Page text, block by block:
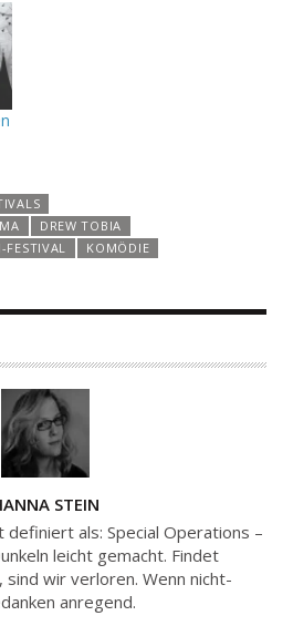
DREW TOBIA
FESTIVAL
KOMÖDIE
STEIN
als: Special Operations –
leicht gemacht. Findet
sind wir verloren. Wenn nicht-
anregend.